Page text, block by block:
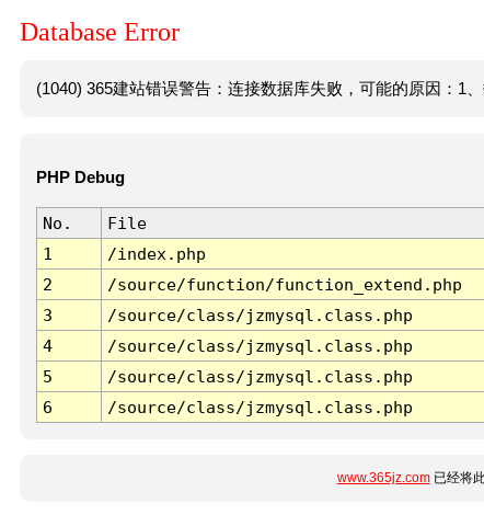
Database Error
(1040) 365建站错误警告：连接数据库失败，可能的原因：1
PHP Debug
No. File
1
/index.php
2
/source/function/function_extend.php
3
/source/class/jzmysql.class.php
4
/source/class/jzmysql.class.php
5
/source/class/jzmysql.class.php
6
/source/class/jzmysql.class.php
www.365jz.com已经将